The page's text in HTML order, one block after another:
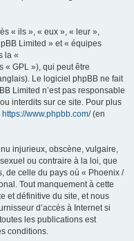
« ils », « eux », « leur »,
Limited » et « équipes
la «
« GPL »), qui peut être
Le logiciel phpBB ne fait
Limited n’est pas responsable
interdits sur ce site. Pour plus
https://www.phpbb.com/(en
injurieux, obscène, vulgaire,
ou contraire à la loi, que
de celle du pays où « Phoenix /
Tout manquement à cette
et définitive du site, et nous
d’accès à Internet si
les publications est
conditions.